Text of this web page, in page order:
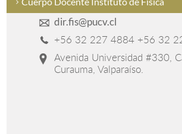
dir.fis@pucv.cl
+56 32 227 4884 +56 32
Avenida Universidad #330,
Curauma, Valparaíso.